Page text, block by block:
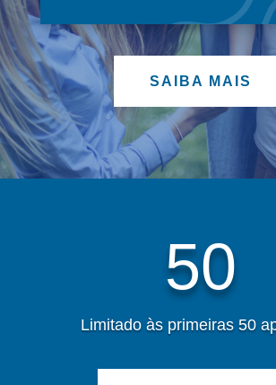
SAIBA MAIS
50
Limitado às primeiras 50